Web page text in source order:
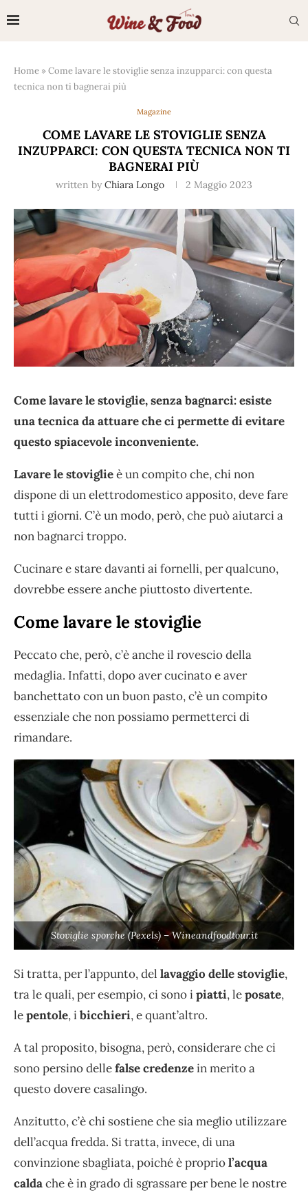
Home »Come lavare le stoviglie senza inzupparci: con questa
tecnica non ti bagnerai più
Magazine
COME LAVARE LE STOVIGLIE SENZA
INZUPPARCI: CON QUESTA TECNICA NON TI
BAGNERAI PIÙ
written by Chiara Longo 2 Maggio 2023
Come lavare le stoviglie, senza bagnarci: esiste
una tecnica da attuare che ci permette di evitare
questo spiacevole inconveniente.
Lavare le stoviglieè un compito che, chi non
dispone di un elettrodomestico apposito, deve fare
tutti i giorni. C’è un modo, però, che può aiutarci a
non bagnarci troppo.
Cucinare e stare davanti ai fornelli, per qualcuno,
dovrebbe essere anche piuttosto divertente.
Come lavare le stoviglie
Peccato che, però, c’è anche il rovescio della
medaglia. Infatti, dopo aver cucinato e aver
banchettato con un buon pasto, c’è un compito
essenziale che non possiamo permetterci di
rimandare.
Stoviglie sporche (Pexels) – Wineandfoodtour.it
Si tratta, per l’appunto, del lavaggio delle stoviglie,
tra le quali, per esempio, ci sono ipiatti, leposate,
lepentole, ibicchieri, e quant’altro.
A tal proposito, bisogna, però, considerare che ci
sono persino dellefalse credenzein merito a
questo dovere casalingo.
Anzitutto, c’è chi sostiene che sia meglio utilizzare
dell’acqua fredda. Si tratta, invece, di una
convinzione sbagliata, poiché è propriol’acqua
caldache è in grado di sgrassare per bene le nostre